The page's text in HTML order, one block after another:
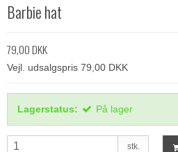
Barbie hat
79,00 DKK
Vejl. udsalgspris 79,00 DKK
Lagerstatus: På lager
stk.